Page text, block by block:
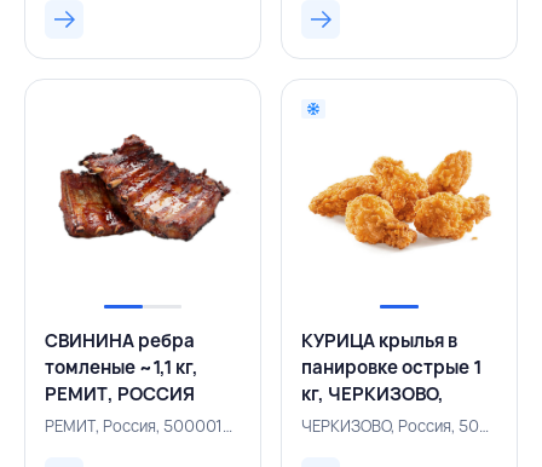
СВИНИНА ребра
томленые ~1,1 кг,
РЕМИТ, РОССИЯ
РЕМИТ, Россия, 500001352
КУРИЦА крылья в
панировке острые 1
кг, ЧЕРКИЗОВО,
РОССИЯ
ЧЕРКИЗОВО, Россия, 500001508